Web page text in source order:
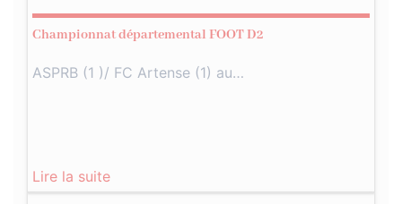
Championnat départemental FOOT D2
ASPRB (1 )/ FC Artense (1) au…
Lire la suite